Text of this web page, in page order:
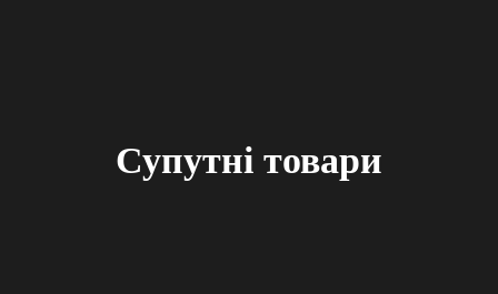
Супутні товари